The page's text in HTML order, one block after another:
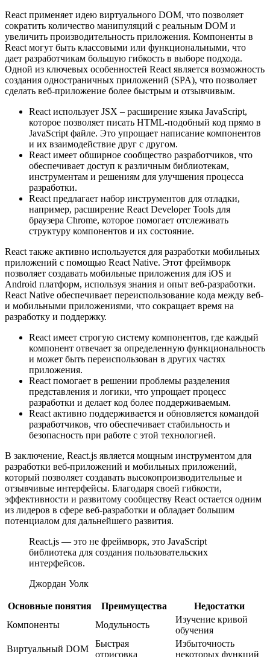
React применяет идею виртуального DOM, что позволяет
сократить количество манипуляций с реальным DOM и
увеличить производительность приложения. Компоненты в
React могут быть классовыми или функциональными, что
дает разработчикам большую гибкость в выборе подхода.
Одной из ключевых особенностей React является возможность
создания одностраничных приложений (SPA), что позволяет
сделать веб-приложение более быстрым и отзывчивым.
React использует JSX – расширение языка JavaScript,
которое позволяет писать HTML-подобный код прямо в
JavaScript файле. Это упрощает написание компонентов
и их взаимодействие друг с другом.
React имеет обширное сообщество разработчиков, что
обеспечивает доступ к различным библиотекам,
инструментам и решениям для улучшения процесса
разработки.
React предлагает набор инструментов для отладки,
например, расширение React Developer Tools для
браузера Chrome, которое помогает отслеживать
структуру компонентов и их состояние.
React также активно используется для разработки мобильных
приложений с помощью React Native. Этот фреймворк
позволяет создавать мобильные приложения для iOS и
Android платформ, используя знания и опыт веб-разработки.
React Native обеспечивает переиспользование кода между веб-
и мобильными приложениями, что сокращает время на
разработку и поддержку.
React имеет строгую систему компонентов, где каждый
компонент отвечает за определенную функциональность
и может быть переиспользован в других частях
приложения.
React помогает в решении проблемы разделения
представления и логики, что упрощает процесс
разработки и делает код более поддерживаемым.
React активно поддерживается и обновляется командой
разработчиков, что обеспечивает стабильность и
безопасность при работе с этой технологией.
В заключение, React.js является мощным инструментом для
разработки веб-приложений и мобильных приложений,
который позволяет создавать высокопроизводительные и
отзывчивые интерфейсы. Благодаря своей гибкости,
эффективности и развитому сообществу React остается одним
из лидеров в сфере веб-разработки и обладает большим
потенциалом для дальнейшего развития.
React.js — это не фреймворк, это JavaScript
библиотека для создания пользовательских
интерфейсов.
Джордан Уолк
Основные понятия Преимущества
Недостатки
Компоненты
Модульность
Изучение кривой
обучения
Виртуальный DOM
Быстрая
отрисовка
Избыточность
некоторых функций